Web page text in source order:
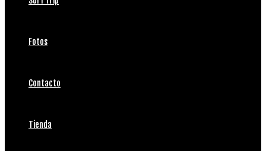
Fotos
Contacto
Tienda